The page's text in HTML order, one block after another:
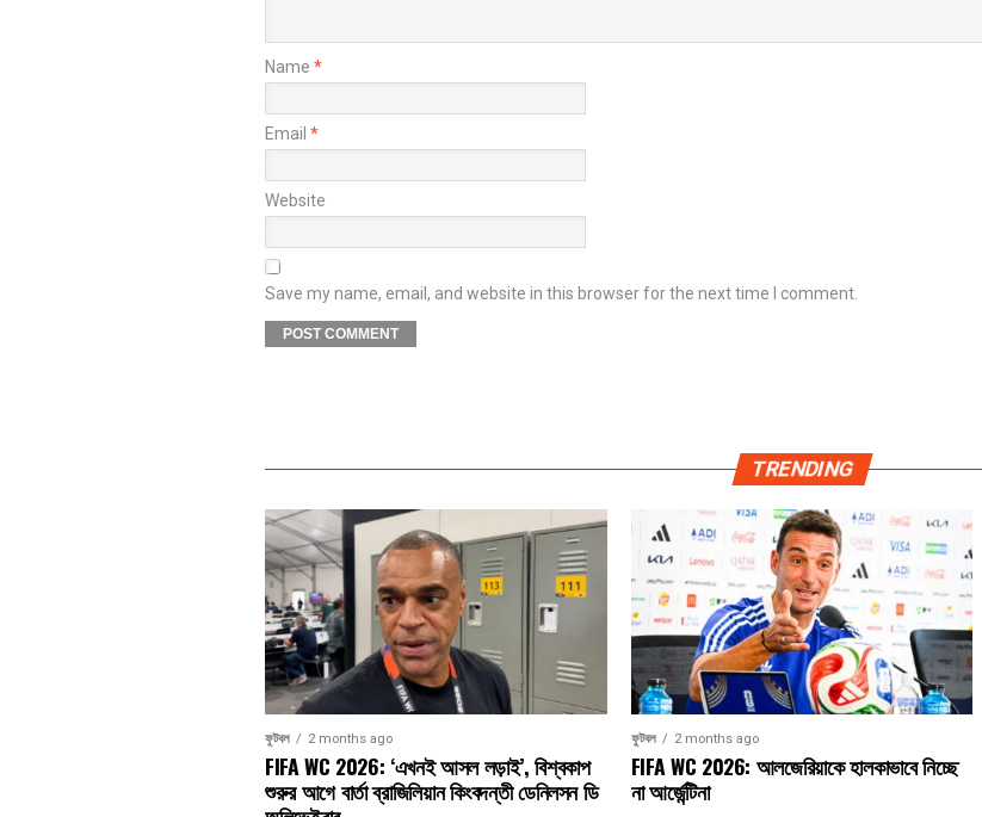
Name *
Email *
Website
Save my name, email, and website in this browser for the next time I comment.
TRENDING
ফুটবল 2 months ago
FIFA WC 2026: ‘এখনই আসল লড়াই’, বিশ্বকাপ
শুরুর আগে বার্তা ব্রাজিলিয়ান কিংবদন্তী ডেনিলসন ডি
ফুটবল 2 months ago
FIFA WC 2026: আলজেরিয়াকে হালকাভাবে নিচ্ছে
না আর্জেন্টিনা